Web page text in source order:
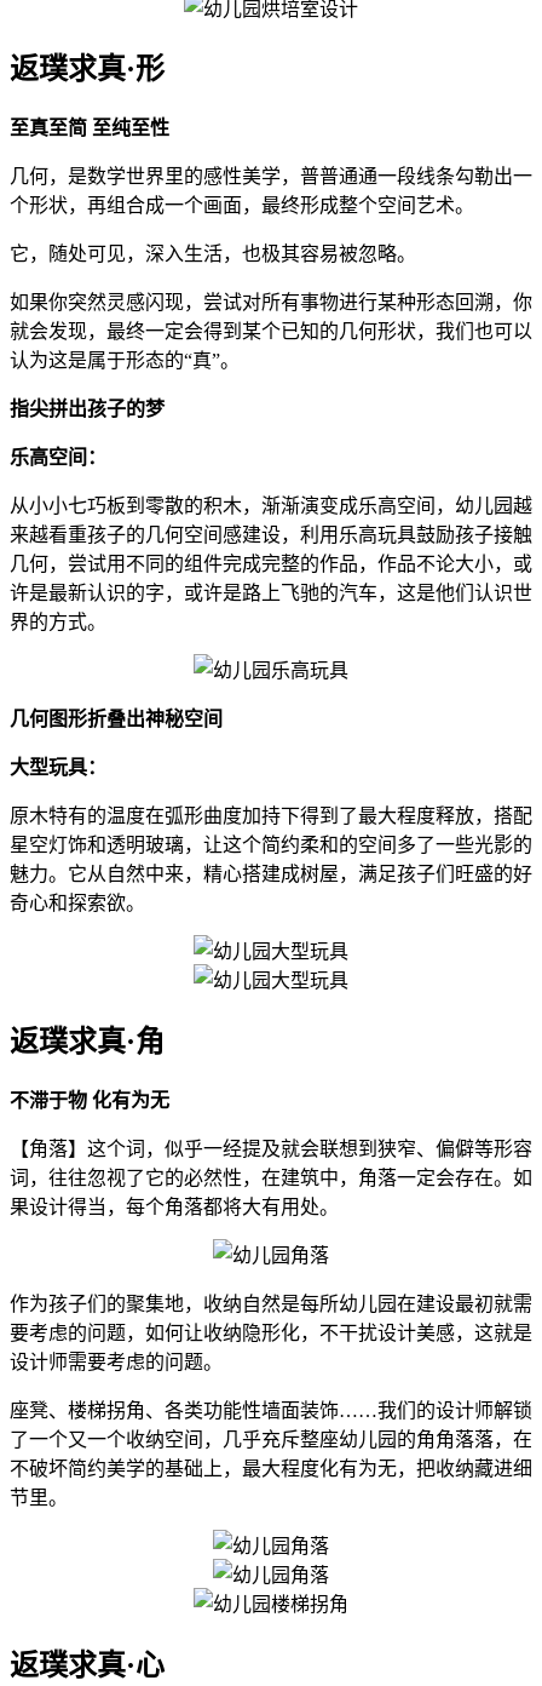
返璞求真·形
至真至简 至纯至性
几何，是数学世界里的感性美学，普普通通一段线条勾勒出一
个形状，再组合成一个画面，最终形成整个空间艺术。
它，随处可见，深入生活，也极其容易被忽略。
如果你突然灵感闪现，尝试对所有事物进行某种形态回溯，你
就会发现，最终一定会得到某个已知的几何形状，我们也可以
认为这是属于形态的“真”。
指尖拼出孩子的梦
乐高空间：
从小小七巧板到零散的积木，渐渐演变成乐高空间，幼儿园越
来越看重孩子的几何空间感建设，利用乐高玩具鼓励孩子接触
几何，尝试用不同的组件完成完整的作品，作品不论大小，或
许是最新认识的字，或许是路上飞驰的汽车，这是他们认识世
界的方式。
几何图形折叠出神秘空间
大型玩具：
原木特有的温度在弧形曲度加持下得到了最大程度释放，搭配
星空灯饰和透明玻璃，让这个简约柔和的空间多了一些光影的
魅力。它从自然中来，精心搭建成树屋，满足孩子们旺盛的好
奇心和探索欲。
返璞求真·角
不滞于物 化有为无
【角落】这个词，似乎一经提及就会联想到狭窄、偏僻等形容
词，往往忽视了它的必然性，在建筑中，角落一定会存在。如
果设计得当，每个角落都将大有用处。
作为孩子们的聚集地，收纳自然是每所幼儿园在建设最初就需
要考虑的问题，如何让收纳隐形化，不干扰设计美感，这就是
设计师需要考虑的问题。
座凳、楼梯拐角、各类功能性墙面装饰……我们的设计师解锁
了一个又一个收纳空间，几乎充斥整座幼儿园的角角落落，在
不破坏简约美学的基础上，最大程度化有为无，把收纳藏进细
节里。
返璞求真·心